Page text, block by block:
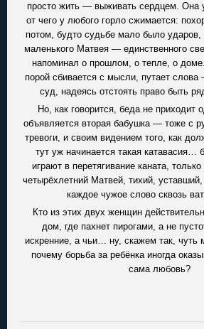
просто жить — выживать сердцем. Она
от чего у любого горло сжимается:
потом, будто судьбе мало было ударов,
маленького Матвея — единственного
напоминал о прошлом, о тепле, о
порой сбивается с мысли, путает
суд, надеясь отстоять право быть
Но, как говорится, беда не приходит
объявляется вторая бабушка — тоже с
тревоги, и своим видением того, как
тут уж начинается такая катавасия…
играют в перетягивание каната,
четырёхлетний Матвей, тихий,
каждое чужое слово сквозь
Кто из этих двух женщин
дом, где пахнет пирогами, а не
искренние, а чьи… ну, скажем так, чуть
почему борьба за ребёнка иногда
сама любовь?